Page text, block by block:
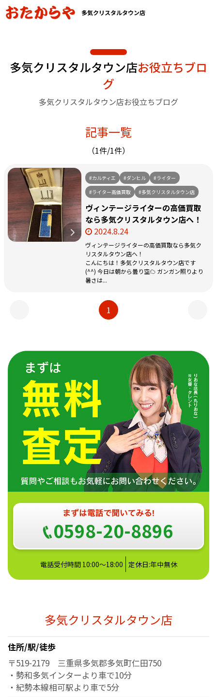
多気クリスタルタウン店
多気クリスタルタウン店お役立ちブロ
グ
多気クリスタルタウン店お役立ちブログ
記事一覧
（1件/1件）
#カルティエ #ダンヒル
#ライター
#ライター高価買取
#多気クリスタルタウン店
ヴィンテージライターの高価買取
なら多気クリスタルタウン店へ！
2024.8.24
ヴィンテージライターの高価買取なら多気ク
リスタルタウン店へ！
こんにちは！多気クリスタルタウン店です
(^^) 今日は朝から曇り空☁ ガンガン照りより
暑さは...
1
0598-20-8896
電話受付時間 10:00～18:00 定休日:年中無休
多気クリスタルタウン店
住所/駅/徒歩
〒519-2179 三重県多気郡多気町仁田750
・勢和多気インターより車で10分
・紀勢本線相可駅より車で5分